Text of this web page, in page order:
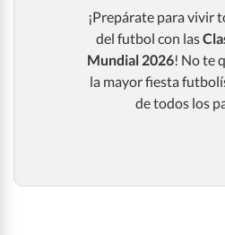
¡Prepárate para vivir
del futbol con las
Mundial 2026! No te
la mayor fiesta
de todos los